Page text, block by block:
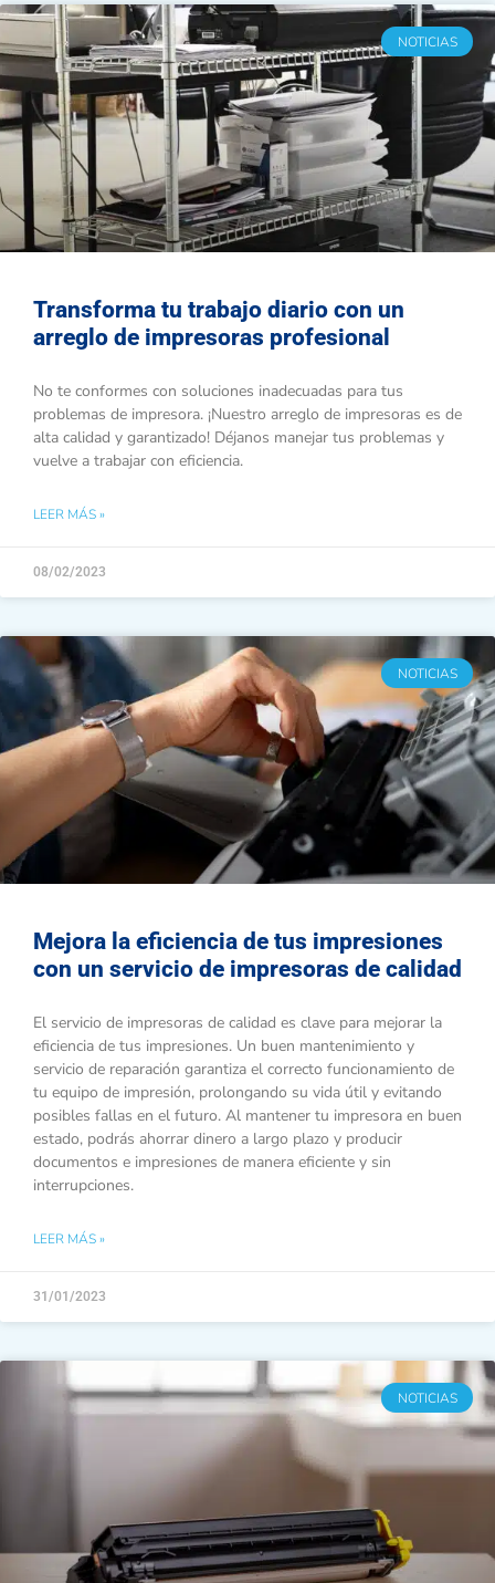
NOTICIAS
Transforma tu trabajo diario con un
arreglo de impresoras profesional
No te conformes con soluciones inadecuadas para tus
problemas de impresora. ¡Nuestro arreglo de impresoras es de
alta calidad y garantizado! Déjanos manejar tus problemas y
vuelve a trabajar con eficiencia.
LEER MÁS »
08/02/2023
NOTICIAS
Mejora la eficiencia de tus impresiones
con un servicio de impresoras de calidad
El servicio de impresoras de calidad es clave para mejorar la
eficiencia de tus impresiones. Un buen mantenimiento y
servicio de reparación garantiza el correcto funcionamiento de
tu equipo de impresión, prolongando su vida útil y evitando
posibles fallas en el futuro. Al mantener tu impresora en buen
estado, podrás ahorrar dinero a largo plazo y producir
documentos e impresiones de manera eficiente y sin
interrupciones.
LEER MÁS »
31/01/2023
NOTICIAS